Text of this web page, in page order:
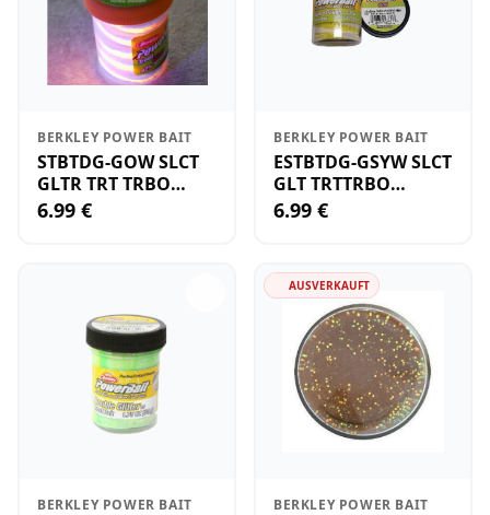
BERKLEY POWER BAIT
STBTDG-GOW SLCT
GLTR TRT TRBO
GLWORWH RE
6.99 €
BERKLEY POWER BAIT
ESTBTDG-GSYW SLCT
GLT TRTTRBO
GLSSNYE JD
6.99 €
BERKLEY POWER BAIT
AUSVERKAUFT
BERKLEY POWER BAIT